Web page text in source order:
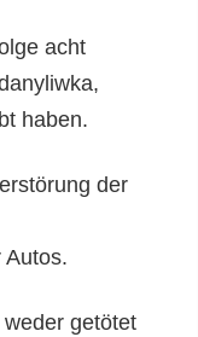
acht
haben.
der
Autos.
getötet